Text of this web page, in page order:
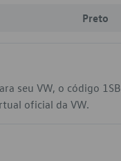
Preto
seu VW, o código
oficial da VW.